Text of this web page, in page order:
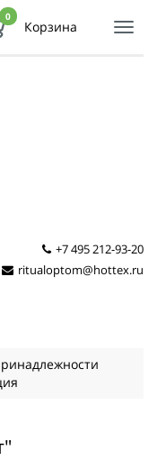
0
Корзина
+7 495 212-93-20
ritualoptom@hottex.ru